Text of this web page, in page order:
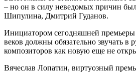
– но он в силу неведомых причин был
Шипулина, Дмитрий Гуданов.
Инициатором сегодняшней премьеры
веков должны обязательно звучать
композиторов как новую еще не
Вячеслав Лопатин, виртуозный